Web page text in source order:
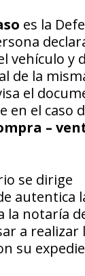
es la
vehículo y
de la
el
en el caso
–
se dirige
autentica
la notaría
a realizar
su